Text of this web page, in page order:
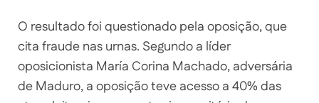
O resultado foi questionado pela oposição, que
cita fraude nas urnas. Segundo a líder
oposicionista María Corina Machado, adversária
de Maduro, a oposição teve acesso a 40% das